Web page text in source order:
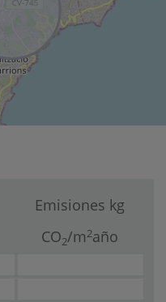
Emisiones kg
CO2/m2año